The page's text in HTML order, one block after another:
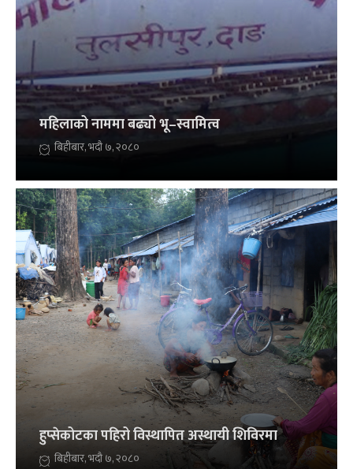
महिलाको नाममा बढ्यो भू–स्वामित्व
बिहीबार, भदौ ७, २०८०
हुप्सेकोटका पहिरो विस्थापित अस्थायी शिविरमा
बिहीबार, भदौ ७, २०८०